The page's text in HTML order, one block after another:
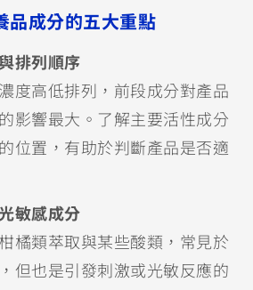
品成分的五大重點
排列順序
度高低排列，前段成分對產品
影響最大。了解主要活性成分
位置，有助於判斷產品是否適
敏感成分
橘類萃取與某些酸類，常見於
但也是引發刺激或光敏反應的